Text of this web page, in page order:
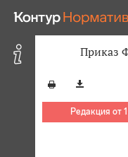
Приказ
Редакция от